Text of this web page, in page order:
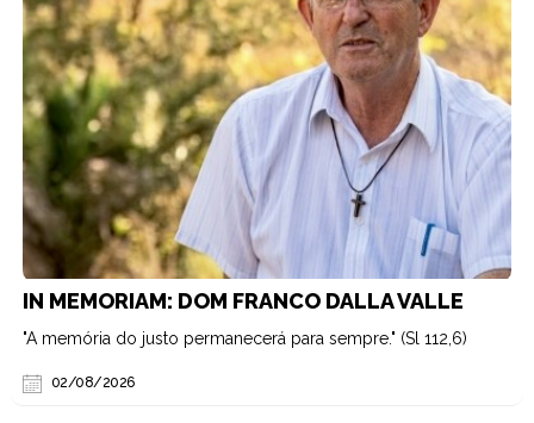
IN MEMORIAM: DOM FRANCO DALLA VALLE
"A memória do justo permanecerá para sempre." (Sl 112,6)
02/08/2026